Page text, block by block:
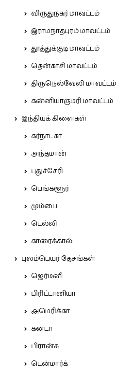
விருதுநகர் மாவட்டம்
இராமநாதபுரம் மாவட்டம்
தூத்துக்குடி மாவட்டம்
தென்காசி மாவட்டம்
திருநெல்வேலி மாவட்டம்
கன்னியாகுமரி மாவட்டம்
இந்தியக் கிளைகள்
கர்நாடகா
அந்தமான்
புதுச்சேரி
பெங்களூர்
மும்பை
டெல்லி
காரைக்கால்
புலம்பெயர் தேசங்கள்
ஜெர்மனி
பிரிட்டானியா
அமெரிக்கா
கனடா
பிரான்சு
டென்மார்க்